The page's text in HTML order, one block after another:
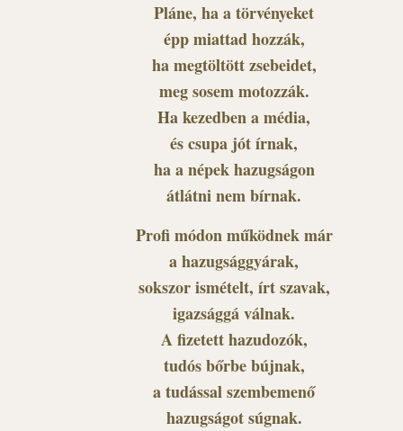
Pláne, ha a törvényeket
épp miattad hozzák,
ha megtöltött zsebeidet,
meg sosem motozzák.
Ha kezedben a média,
és csupa jót írnak,
ha a népek hazugságon
átlátni nem bírnak.
Profi módon működnek már
a hazugsággyárak,
sokszor ismételt, írt szavak,
igazsággá válnak.
A fizetett hazudozók,
tudós bőrbe bújnak,
a tudással szembemenő
hazugságot súgnak.